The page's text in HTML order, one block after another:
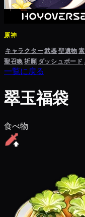
原神
キャラクター武器聖遺物
聖召喚祈願 ダッシュボード
一覧に戻る
翠玉福袋
食べ物